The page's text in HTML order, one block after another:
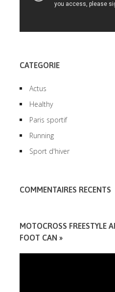
CATEGORIE
Actus
Healthy
Paris sportif
Running
Sport d'hiver
COMMENTAIRES RECENTS
MOTOCROSS FREESTYLE
FOOT CAN »